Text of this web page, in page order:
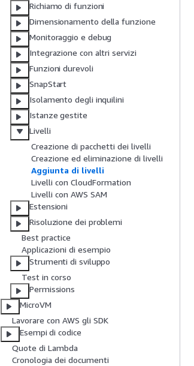
Richiamo di funzioni
Dimensionamento della funzione
Monitoraggio e debug
Integrazione con altri servizi
Funzioni durevoli
SnapStart
Isolamento degli inquilini
Istanze gestite
Livelli
Creazione di pacchetti dei livelli
Creazione ed eliminazione di livelli
Aggiunta di livelli
Livelli con CloudFormation
Livelli con AWS SAM
Estensioni
Risoluzione dei problemi
Best practice
Applicazioni di esempio
Strumenti di sviluppo
Test in corso
Permissions
MicroVM
Lavorare con AWS gli SDK
Esempi di codice
Quote di Lambda
Cronologia dei documenti